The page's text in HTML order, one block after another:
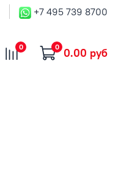
+7 495 739 8700
0 0 0.00 руб